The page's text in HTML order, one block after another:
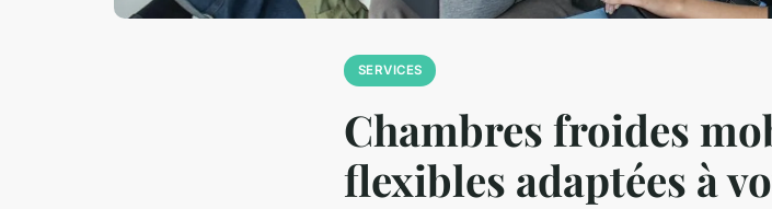
SERVICES
Chambres froides
flexibles adaptées à